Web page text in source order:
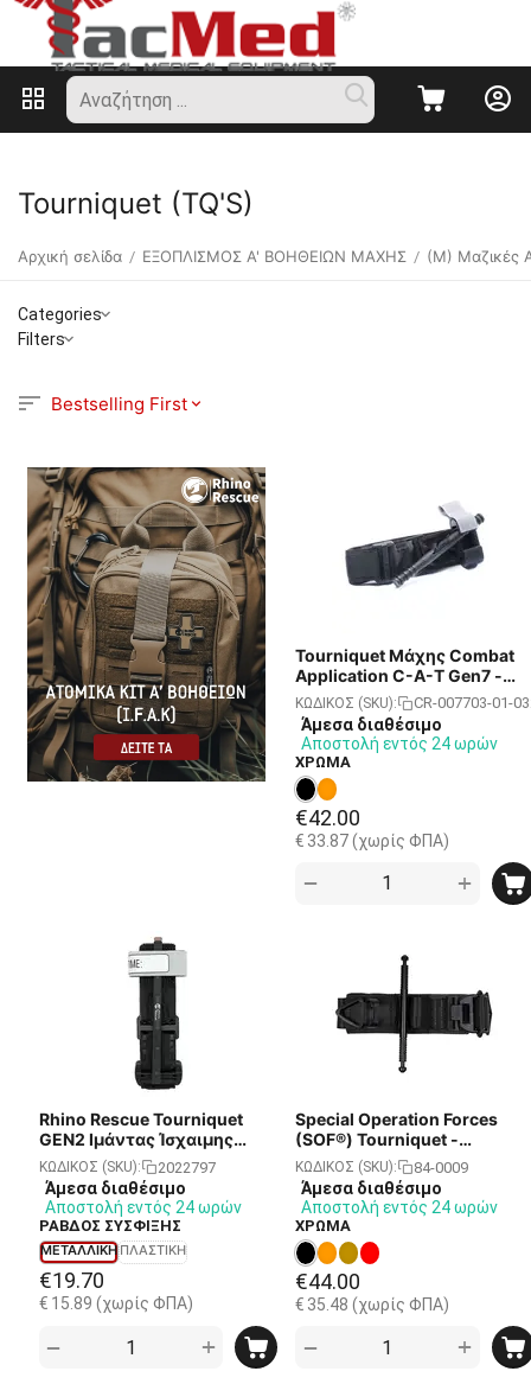
Tourniquet (TQ'S)
Αρχική σελίδα / ΕΞΟΠΛΙΣΜΟΣ Α' ΒΟΗΘΕΙΩΝ ΜΑΧΗΣ / (M) Μαζικές
Categories
Filters
Bestselling First
Tourniquet Μάχης Combat
Application C-A-T Gen7 -
Ιμάντας Ίσχαιμης Περίδεσης
- Μαύρο
ΚΩΔΙΚΟΣ (SKU): CR-007703-01-
Άμεσα διαθέσιμο
Αποστολή εντός 24 ωρών
ΧΡΩΜΑ
€42.00
€ 33.87(χωρίς ΦΠΑ)
+
−
Rhino Rescue Tourniquet
GEN2 Ιμάντας Ίσχαιμης
Περίδεσης - Μεταλλική
Ράβδος Σύσφιξης
ΚΩΔΙΚΟΣ (SKU): 2022797
Άμεσα διαθέσιμο
Αποστολή εντός 24 ωρών
ΡΑΒΔΟΣ ΣΥΣΦΙΞΗΣ
ΜΕΤΑΛΛΙΚΗΠΛΑΣΤΙΚΗ
€19.70
€ 15.89 (χωρίς ΦΠΑ)
+
−
Special Operation Forces
(SOF®) Tourniquet -
Generation 5 - Ιμάντας
Ίσχαιμης Περίδεσης -
BLACK
ΚΩΔΙΚΟΣ (SKU): 84-0009
Άμεσα διαθέσιμο
Αποστολή εντός 24 ωρών
ΧΡΩΜΑ
€44.00
€ 35.48 (χωρίς ΦΠΑ)
+
−